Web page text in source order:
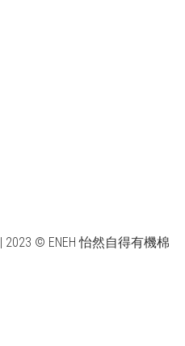
| 2023 © ENEH 怡然自得有機棉